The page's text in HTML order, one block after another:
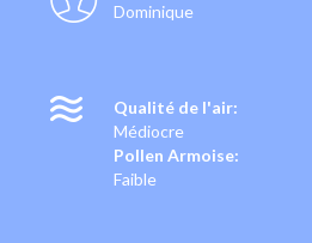
Dominique
Qualité de l'air:
Médiocre
Pollen Armoise:
Faible